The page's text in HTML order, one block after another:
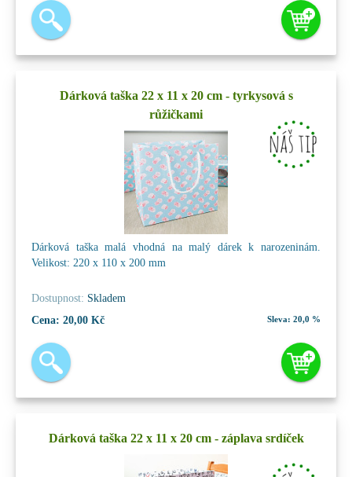
Dárková taška 22 x 11 x 20 cm - tyrkysová s
růžičkami
Dárková taška malá vhodná na malý dárek k narozeninám.
Velikost: 220 x 110 x 200 mm
Dostupnost: Skladem
Cena: 20,00 Kč Sleva: 20,0 %
Dárková taška 22 x 11 x 20 cm - záplava srdíček